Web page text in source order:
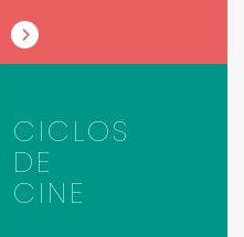
CICLOS
DE
CINE